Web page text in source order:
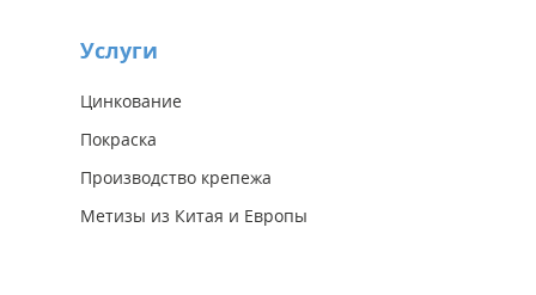
Услуги
Цинкование
Покраска
Производство крепежа
Метизы из Китая и Европы